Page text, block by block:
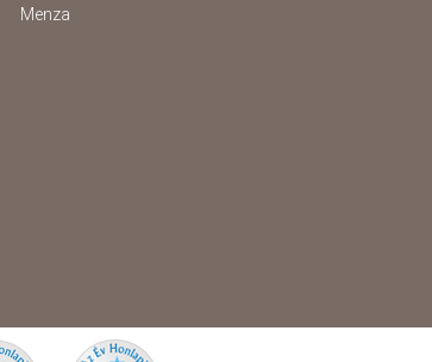
Menza